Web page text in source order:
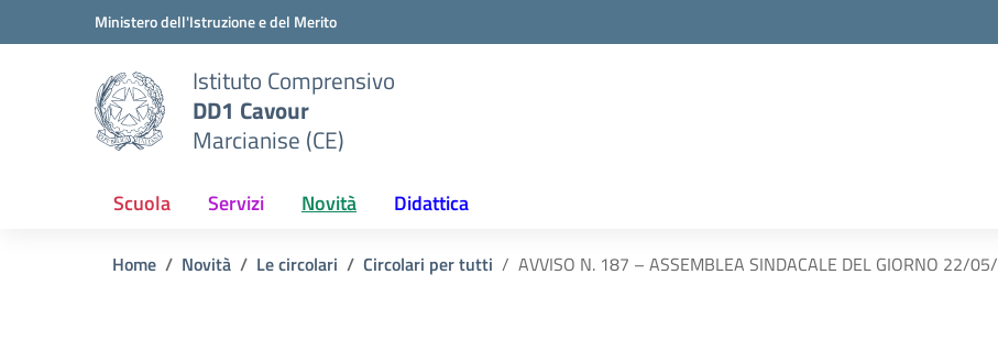
Vai ai contenuti
Vai al menu di navigazioneMinistero dell'Istruzione e del Merito
Istituto Comprensivo
DD1 Cavour
Marcianise (CE)
Scuola Servizi Novità Didattica
Home Novità Le circolari Circolari per tutti AVVISO N. 187 – ASSEMBLEA SINDACALE DEL GIORNO 22/